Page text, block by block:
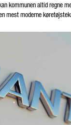
kommunen altid regne
mest moderne